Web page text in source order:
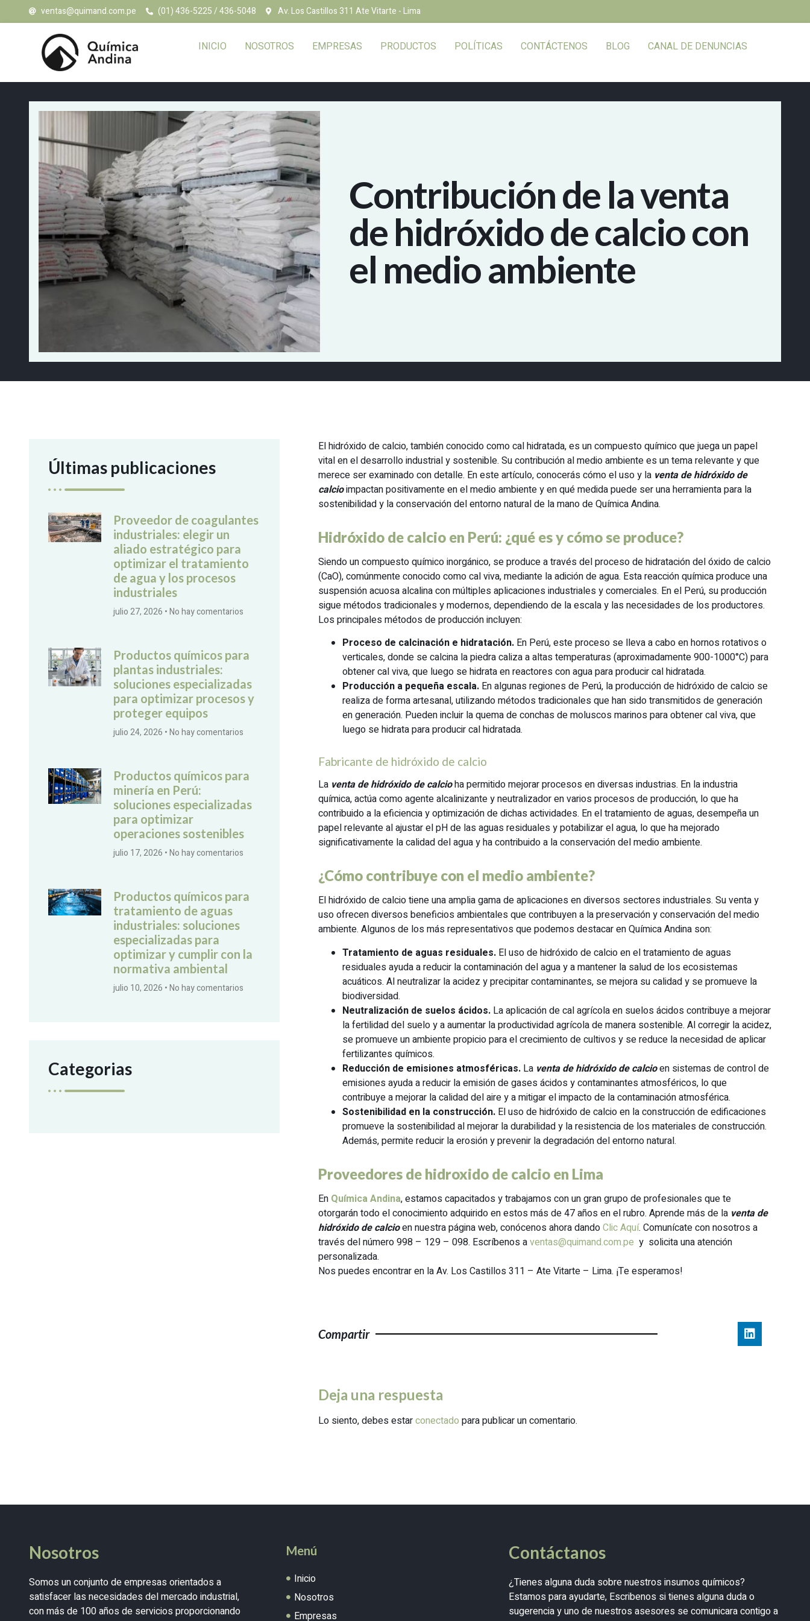
ventas@quimand.com.pe (01) 436-5225 / 436-5048 Av. Los Castillos 311 Ate Vitarte - Lima
INICIO NOSOTROS EMPRESAS PRODUCTOS POLÍTICAS CONTÁCTENOS BLOG CANAL DE DENUNCIAS
Contribución de la venta
de hidróxido de calcio con
el medio ambiente
Últimas publicaciones
Proveedor de coagulantes
industriales: elegir un
aliado estratégico para
optimizar el tratamiento
de agua y los procesos
industriales
julio 27, 2026 No hay comentarios
Productos químicos para
plantas industriales:
soluciones especializadas
para optimizar procesos y
proteger equipos
julio 24, 2026 No hay comentarios
Productos químicos para
minería en Perú:
soluciones especializadas
para optimizar
operaciones sostenibles
julio 17, 2026 No hay comentarios
Productos químicos para
tratamiento de aguas
industriales: soluciones
especializadas para
optimizar y cumplir con la
normativa ambiental
julio 10, 2026 No hay comentarios
Categorias
El hidróxido de calcio, también conocido como cal hidratada, es un compuesto químico que juega un papel
vital en el desarrollo industrial y sostenible. Su contribución al medio ambiente es un tema relevante y que
merece ser examinado con detalle. En este artículo, conocerás cómo el uso y la venta de hidróxido de
calcioimpactan positivamente en el medio ambiente y en qué medida puede ser una herramienta para la
sostenibilidad y la conservación del entorno natural de la mano de Química Andina.
Hidróxido de calcio en Perú: ¿qué es y cómo se produce?
Siendo un compuesto químico inorgánico, se produce a través del proceso de hidratación del óxido de calcio
(CaO), comúnmente conocido como cal viva, mediante la adición de agua. Esta reacción química produce una
suspensión acuosa alcalina con múltiples aplicaciones industriales y comerciales. En el Perú, su producción
sigue métodos tradicionales y modernos, dependiendo de la escala y las necesidades de los productores.
Los principales métodos de producción incluyen:
Proceso de calcinación e hidratación. En Perú, este proceso se lleva a cabo en hornos rotativos o
verticales, donde se calcina la piedra caliza a altas temperaturas (aproximadamente 900-1000°C) para
obtener cal viva, que luego se hidrata en reactores con agua para producir cal hidratada.
Producción a pequeña escala. En algunas regiones de Perú, la producción de hidróxido de calcio se
realiza de forma artesanal, utilizando métodos tradicionales que han sido transmitidos de generación
en generación. Pueden incluir la quema de conchas de moluscos marinos para obtener cal viva, que
luego se hidrata para producir cal hidratada.
Fabricante de hidróxido de calcio
La venta de hidróxido de calcioha permitido mejorar procesos en diversas industrias. En la industria
química, actúa como agente alcalinizante y neutralizador en varios procesos de producción, lo que ha
contribuido a la eficiencia y optimización de dichas actividades. En el tratamiento de aguas, desempeña un
papel relevante al ajustar el pH de las aguas residuales y potabilizar el agua, lo que ha mejorado
significativamente la calidad del agua y ha contribuido a la conservación del medio ambiente.
¿Cómo contribuye con el medio ambiente?
El hidróxido de calcio tiene una amplia gama de aplicaciones en diversos sectores industriales. Su venta y
uso ofrecen diversos beneficios ambientales que contribuyen a la preservación y conservación del medio
ambiente. Algunos de los más representativos que podemos destacar en Química Andina son:
Tratamiento de aguas residuales. El uso de hidróxido de calcio en el tratamiento de aguas
residuales ayuda a reducir la contaminación del agua y a mantener la salud de los ecosistemas
acuáticos. Al neutralizar la acidez y precipitar contaminantes, se mejora su calidad y se promueve la
biodiversidad.
Neutralización de suelos ácidos. La aplicación de cal agrícola en suelos ácidos contribuye a mejorar
la fertilidad del suelo y a aumentar la productividad agrícola de manera sostenible. Al corregir la acidez,
se promueve un ambiente propicio para el crecimiento de cultivos y se reduce la necesidad de aplicar
fertilizantes químicos.
Reducción de emisiones atmosféricas. La venta de hidróxido de calcioen sistemas de control de
emisiones ayuda a reducir la emisión de gases ácidos y contaminantes atmosféricos, lo que
contribuye a mejorar la calidad del aire y a mitigar el impacto de la contaminación atmosférica.
Sostenibilidad en la construcción. El uso de hidróxido de calcio en la construcción de edificaciones
promueve la sostenibilidad al mejorar la durabilidad y la resistencia de los materiales de construcción.
Además, permite reducir la erosión y prevenir la degradación del entorno natural.
Proveedores de hidroxido de calcio en Lima
En Química Andina, estamos capacitados y trabajamos con un gran grupo de profesionales que te
otorgarán todo el conocimiento adquirido en estos más de 47 años en el rubro. Aprende más de la venta de
hidróxido de calcioen nuestra página web, conócenos ahora dandoClic Aquí. Comunícate con nosotros a
través del número 998 – 129 – 098. Escríbenos aventas@quimand.com.pe y solicita una atención
personalizada.
Nos puedes encontrar en la Av. Los Castillos 311 – Ate Vitarte – Lima. ¡Te esperamos!
Compartir
Deja una respuesta
Lo siento, debes estarconectado para publicar un comentario.
Nosotros
Somos un conjunto de empresas orientados a
satisfacer las necesidades del mercado industrial,
con más de 100 años de servicios proporcionando
Menú
Inicio
Nosotros
Empresas
Contáctanos
¿Tienes alguna duda sobre nuestros insumos químicos?
Estamos para ayudarte, Escribenos si tienes alguna duda o
sugerencia y uno de nuestros asesores se comunicara contigo a